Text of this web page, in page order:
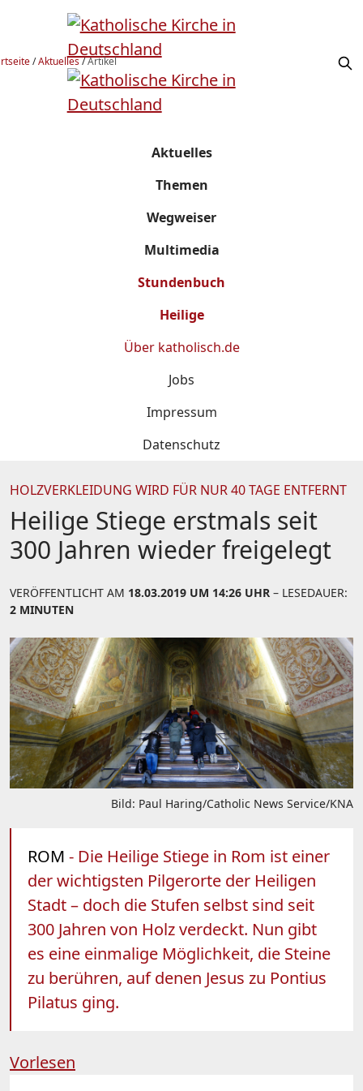
/Aktuelles/Artikel
Aktuelles
Themen
Wegweiser
Multimedia
Stundenbuch
Heilige
Über katholisch.de
Jobs
Impressum
Datenschutz
HOLZVERKLEIDUNG WIRD FÜR NUR 40 TAGE ENTFERNT
Heilige Stiege erstmals seit
300 Jahren wieder freigelegt
VERÖFFENTLICHT AM 18.03.2019 UM 14:26 UHR – LESEDAUER:
2 MINUTEN
Bild: Paul Haring/Catholic News Service/KNA
ROM - Die Heilige Stiege in Rom ist einer
der wichtigsten Pilgerorte der Heiligen
Stadt – doch die Stufen selbst sind seit
300 Jahren von Holz verdeckt. Nun gibt
es eine einmalige Möglichkeit, die Steine
zu berühren, auf denen Jesus zu Pontius
Pilatus ging.
Vorlesen